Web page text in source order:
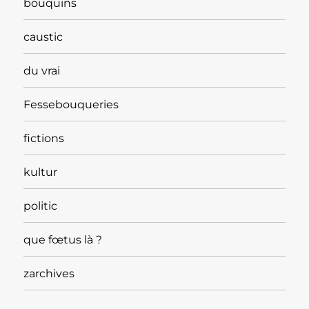
bouquins
caustic
du vrai
Fessebouqueries
fictions
kultur
politic
que fœtus là ?
zarchives